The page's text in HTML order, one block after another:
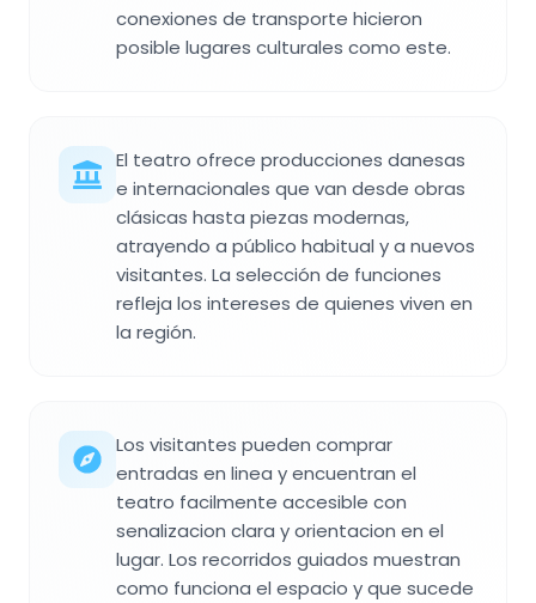
conexiones de transporte hicieron
posible lugares culturales como este.
El teatro ofrece producciones danesas
e internacionales que van desde obras
clásicas hasta piezas modernas,
atrayendo a público habitual y a nuevos
visitantes. La selección de funciones
refleja los intereses de quienes viven en
la región.
Los visitantes pueden comprar
entradas en linea y encuentran el
teatro facilmente accesible con
senalizacion clara y orientacion en el
lugar. Los recorridos guiados muestran
como funciona el espacio y que sucede